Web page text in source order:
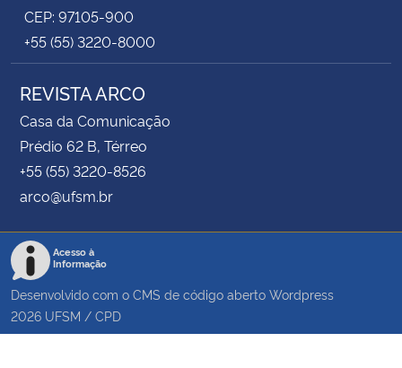
CEP: 97105-900
+55 (55) 3220-8000
REVISTA ARCO
Casa da Comunicação
Prédio 62 B, Térreo
+55 (55) 3220-8526
arco@ufsm.br
Acesso à
Informação
Desenvolvido com o CMS de código aberto Wordpress
2026 UFSM / CPD